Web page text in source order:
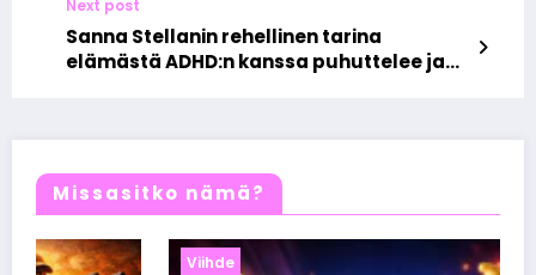
Next post
Sanna Stellanin rehellinen tarina
elämästä ADHD:n kanssa puhuttelee ja
Missasitko nämä?
Viihde